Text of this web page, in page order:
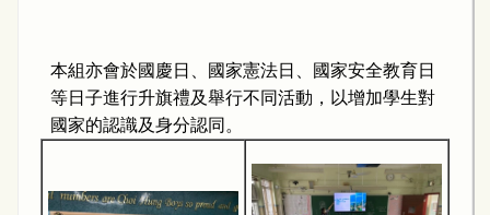
本組亦會於國慶日、國家憲法日、國家安全教育日
等日子進行升旗禮及舉行不同活動，以增加學生對
國家的認識及身分認同。